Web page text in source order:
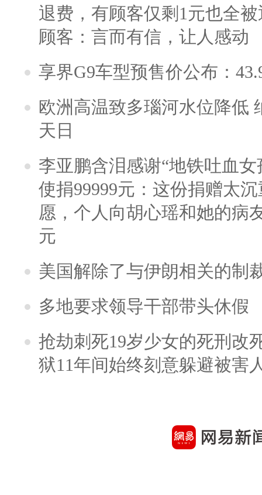
退费，有顾客仅剩1元也全
顾客：言而有信，让人感动
享界G9车型预售价公布：
欧洲高温致多瑙河水位降低
天日
李亚鹏含泪感谢“地铁吐血
使捐99999元：这份捐赠太
愿，个人向胡心瑶和她的病
元
美国解除了与伊朗相关的制
多地要求领导干部带头休假
抢劫刺死19岁少女的死刑改
狱11年间始终刻意躲避被害